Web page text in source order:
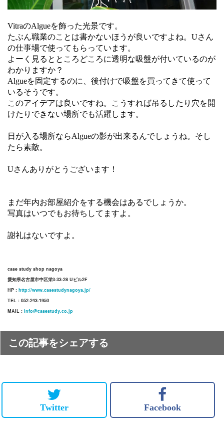
VitraのAlgueを飾った光景です。
たぶん職業のことは書かないほうが良いですよね。Uさん
の仕事場で使ってもらっています。
よーく見るとところどころに透明な吸盤が付いているのが
わかりますか？
Algueを固定するのに、後付けで吸盤を買ってきて使って
いるそうです。
このアイデアは良いですね。こうすれば吊るしたり穴を開
けたりできない場所でも活躍します。
日が入る場所ならAlgueの影が出来るんでしょうね。そし
たら素敵。
Uさんありがとうございます！
まだ年内お部屋紹介をする機会はあるでしょうか。
写真はいつでもお待ちしてますよ。
謝礼はないですよ。
case study shop nagoya
愛知県名古屋市中区栄3-33-28 Uビル2F
HP : http://www.casestudynagoya.jp/
TEL : 052-243-1950
MAIL : info@casestudy.co.jp
この記事をシェアする
Twitter Facebook